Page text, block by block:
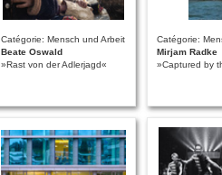
Catégorie: Mensch und Arbeit
Beate Oswald
»Rast von der Adlerjagd«
Catégorie:
Mirjam Radke
»Captured by